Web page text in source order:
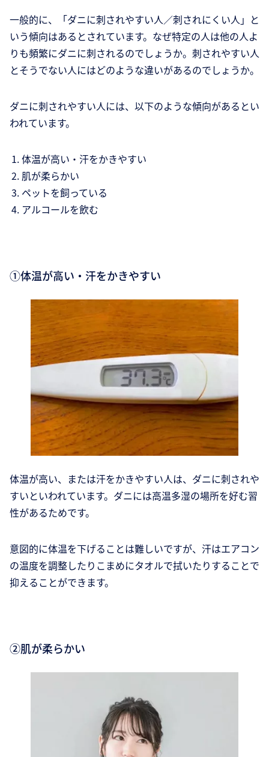
一般的に、「ダニに刺されやすい人／刺されにくい人」と
いう傾向はあるとされています。なぜ特定の人は他の人よ
りも頻繁にダニに刺されるのでしょうか。刺されやすい人
とそうでない人にはどのような違いがあるのでしょうか。
ダニに刺されやすい人には、以下のような傾向があるとい
われています。
体温が高い・汗をかきやすい
肌が柔らかい
ペットを飼っている
アルコールを飲む
①体温が高い・汗をかきやすい
体温が高い、または汗をかきやすい人は、ダニに刺されや
すいといわれています。ダニには高温多湿の場所を好む習
性があるためです。
意図的に体温を下げることは難しいですが、汗はエアコン
の温度を調整したりこまめにタオルで拭いたりすることで
抑えることができます。
②肌が柔らかい